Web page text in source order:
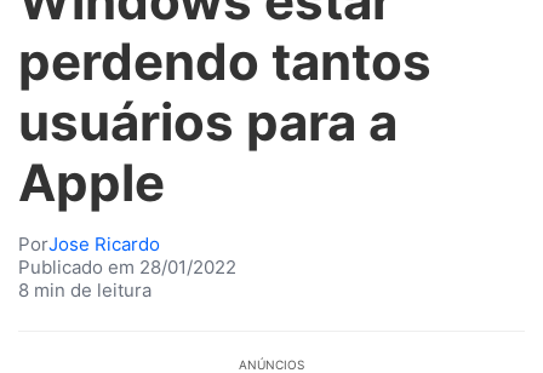
perdendo tantos
usuários para a
Apple
PorJose Ricardo
Publicado em 28/01/2022
8 min de leitura
ANÚNCIOS